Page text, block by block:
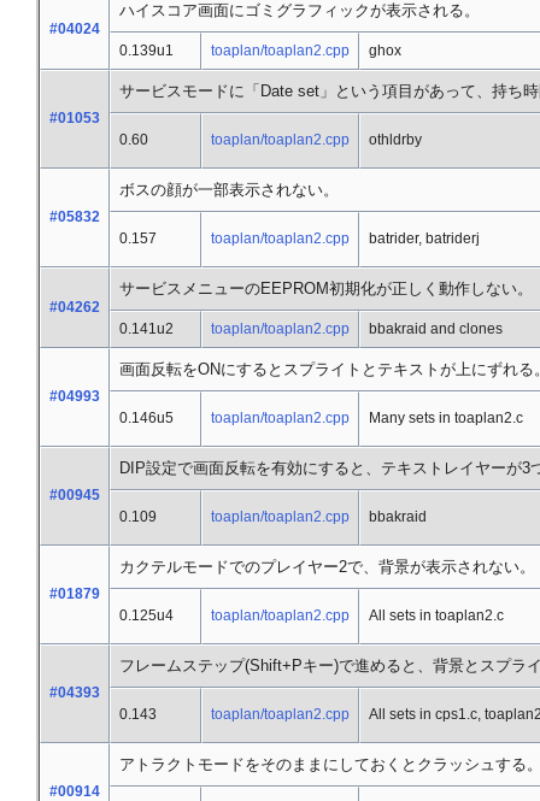
#04024
ハイスコア画面にゴミグラフィックが表示される。
0.139u1 toaplan/toaplan2.cpp ghox
#01053
サービスモードに「Date set」という項目があって、持ち
0.60 toaplan/toaplan2.cpp othldrby
#05832
ボスの顔が一部表示されない。
0.157 toaplan/toaplan2.cpp batrider, batriderj
#04262
サービスメニューのEEPROM初期化が正しく動作しない。
0.141u2 toaplan/toaplan2.cpp bbakraid and clones
#04993
画面反転をONにするとスプライトとテキストが上にずれる
0.146u5 toaplan/toaplan2.cpp Many sets in toaplan2.c
#00945
DIP設定で画面反転を有効にすると、テキストレイヤーが3
0.109 toaplan/toaplan2.cpp bbakraid
#01879
カクテルモードでのプレイヤー2で、背景が表示されない。
0.125u4 toaplan/toaplan2.cpp All sets in toaplan2.c
#04393
フレームステップ(Shift+Pキー)で進めると、背景とスプラ
0.143 toaplan/toaplan2.cpp All sets in cps1.c,
#00914
アトラクトモードをそのままにしておくとクラッシュする